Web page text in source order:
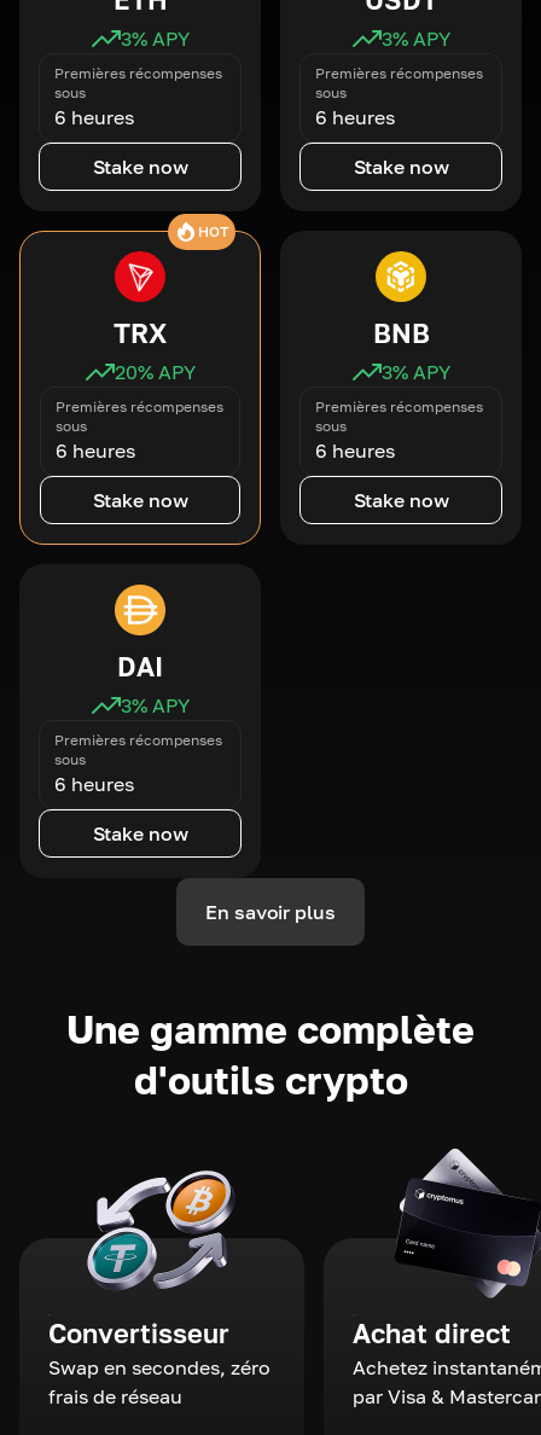
3% APY
Premières récompenses
sous
6 heures
Stake now
3% APY
Premières récompenses
sous
6 heures
Stake now
HOT
TRX
20% APY
Premières récompenses
sous
6 heures
Stake now
BNB
3% APY
Premières récompenses
sous
6 heures
Stake now
DAI
3% APY
Premières récompenses
sous
6 heures
Stake now
En savoir plus
Une gamme complète
d'outils crypto
Convertisseur
Swap en secondes, zéro
frais de réseau
Achat direct
Achetez
par Visa &